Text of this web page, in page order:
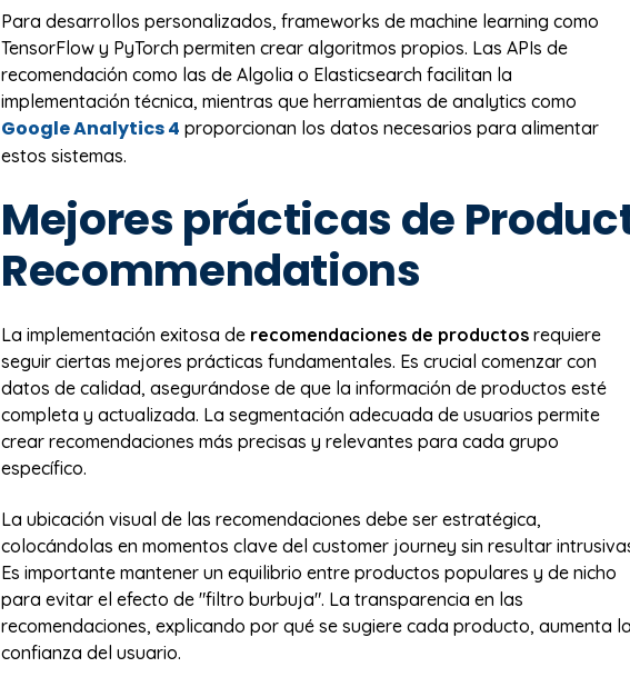
Para desarrollos personalizados, frameworks de machine learning como
TensorFlow y PyTorch permiten crear algoritmos propios. Las APIs de
recomendación como las de Algolia o Elasticsearch facilitan la
implementación técnica, mientras que herramientas de analytics como
Google Analytics 4 proporcionan los datos necesarios para alimentar
estos sistemas.
Mejores prácticas de
Recommendations
La implementación exitosa de recomendaciones de productos requiere
seguir ciertas mejores prácticas fundamentales. Es crucial comenzar con
datos de calidad, asegurándose de que la información de productos esté
completa y actualizada. La segmentación adecuada de usuarios permite
crear recomendaciones más precisas y relevantes para cada grupo
específico.
La ubicación visual de las recomendaciones debe ser estratégica,
colocándolas en momentos clave del customer journey sin resultar
Es importante mantener un equilibrio entre productos populares y de nicho
para evitar el efecto de "filtro burbuja". La transparencia en las
recomendaciones, explicando por qué se sugiere cada producto, aumenta la
confianza del usuario.